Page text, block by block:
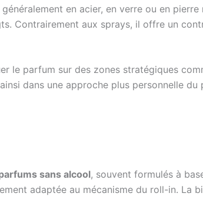
en acier, en verre ou en
Contrairement aux sprays, il offre un
le parfum sur des zones stratégiques
dans une approche plus personnelle du
sans alcool, souvent formulés à
adaptée au mécanisme du roll-in. La